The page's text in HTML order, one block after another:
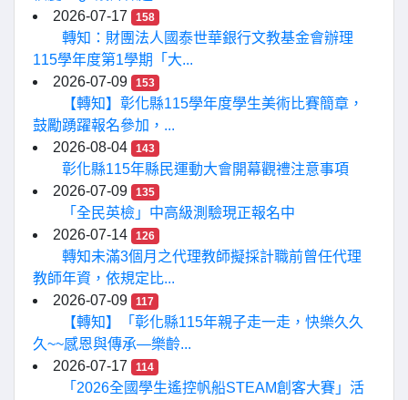
2026-07-17
158
轉知：財團法人國泰世華銀行文教基金會辦理
115學年度第1學期「大...
2026-07-09
153
【轉知】彰化縣115學年度學生美術比賽簡章，
鼓勵踴躍報名參加，...
2026-08-04
143
彰化縣115年縣民運動大會開幕觀禮注意事項
2026-07-09
135
「全民英檢」中高級測驗現正報名中
2026-07-14
126
轉知未滿3個月之代理教師擬採計職前曾任代理
教師年資，依規定比...
2026-07-09
117
【轉知】「彰化縣115年親子走一走，快樂久久
久~~感恩與傳承—樂齡...
2026-07-17
114
「2026全國學生遙控帆船STEAM創客大賽」活